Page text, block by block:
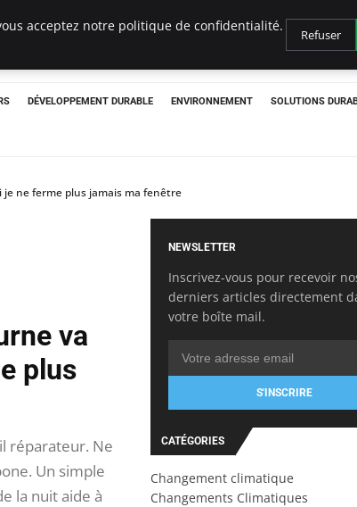
DÉVELOPPEMENT DURABLE ENVIRONNEMENT SOLUTIONS
je ne ferme plus jamais ma fenêtre
va
plus
réparateur. Ne
Un simple
la nuit aide à
NEWSLETTER
Inscrivez-vous pour recevoir
derniers articles directement
votre boîte mail.
S'INSCRIRE
CATÉGORIES
Changement climatique
Changements Climatiques
acceptez notre politique de confidentialité.
Refuser